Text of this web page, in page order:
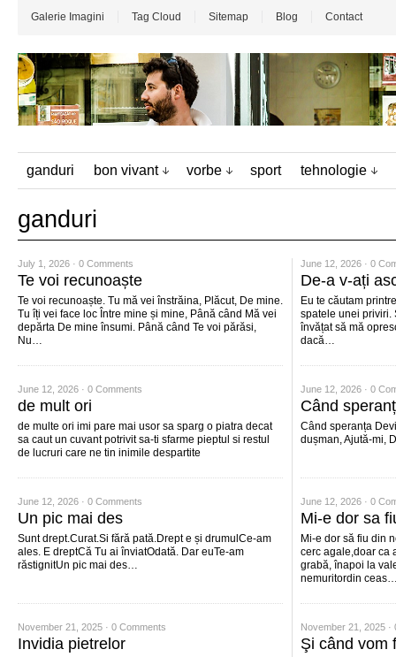
Galerie Imagini Tag Cloud Sitemap Blog Contact
ganduri bon vivant vorbe sport tehnologie
ganduri
July 1, 2026 · 0 Comments
Te voi recunoaște
Te voi recunoaște. Tu mă vei înstrăina, Plăcut, De mine.
Tu îți vei face loc Între mine și mine, Până când Mă vei
depărta De mine însumi. Până când Te voi părăsi,
Nu…
June 12, 2026 · 0
De-a v-ați
Eu te căutam
spatele unei priviri.
învățat să mă
dacă…
June 12, 2026 · 0 Comments
de mult ori
de multe ori imi pare mai usor sa sparg o piatra decat
sa caut un cuvant potrivit sa-ti sfarme pieptul si restul
de lucruri care ne tin inimile despartite
June 12, 2026 · 0
Când
Când speranța
dușman, Ajută-mi,
June 12, 2026 · 0 Comments
Un pic mai des
Sunt drept.Curat.Si fără pată.Drept e și drumulCe-am
ales. E dreptCă Tu ai înviatOdată. Dar euTe-am
răstignitUn pic mai des…
June 12, 2026 · 0
Mi-e dor sa
Mi-e dor să fiu din
cerc agale,doar ca
grabă, înapoi la
nemuritordin
November 21, 2025 · 0 Comments
Invidia pietrelor
November 21, 2025 ·
Şi când vom